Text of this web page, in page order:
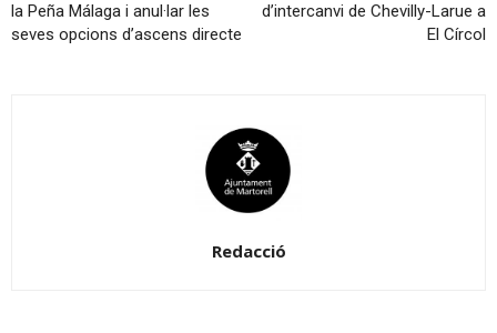
la Peña Málaga i anul·lar les
seves opcions d’ascens directe
d’intercanvi de Chevilly-Larue a
El Círcol
Redacció